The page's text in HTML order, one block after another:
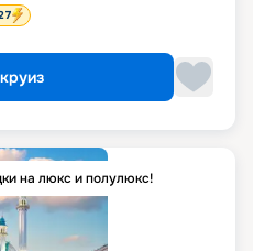
на люкс и полулюкс!